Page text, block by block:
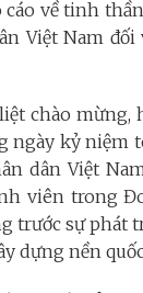
về tinh
Việt Nam
chào mừng,
kỷ niệm
dân Việt
viên trong
trước sự phát
dựng nền